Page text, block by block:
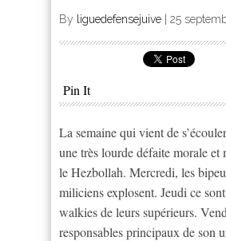
By liguedefensejuive 25
Pin It
La semaine qui vient de
une très lourde défaite morale
le Hezbollah. Mercredi, les
miliciens explosent. Jeudi ce
walkies de leurs supérieurs.
responsables principaux de son